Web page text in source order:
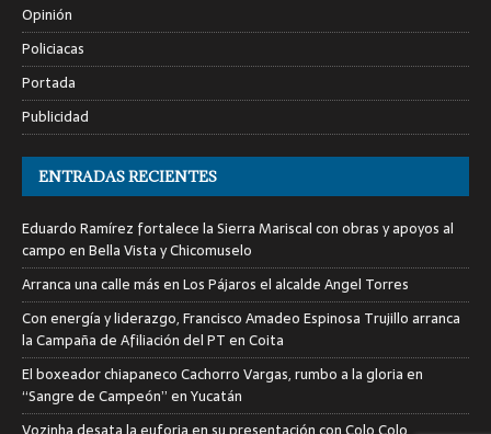
Opinión
Policiacas
Portada
Publicidad
ENTRADAS RECIENTES
Eduardo Ramírez fortalece la Sierra Mariscal con obras y apoyos al
campo en Bella Vista y Chicomuselo
Arranca una calle más en Los Pájaros el alcalde Angel Torres
Con energía y liderazgo, Francisco Amadeo Espinosa Trujillo arranca
la Campaña de Afiliación del PT en Coita
El boxeador chiapaneco Cachorro Vargas, rumbo a la gloria en
“Sangre de Campeón” en Yucatán